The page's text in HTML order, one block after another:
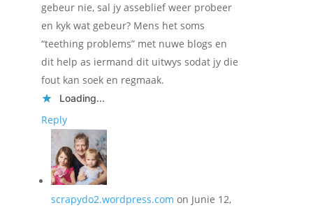
gebeur nie, sal jy asseblief weer probeer
en kyk wat gebeur? Mens het soms
“teething problems” met nuwe blogs en
dit help as iermand dit uitwys sodat jy die
fout kan soek en regmaak.
Loading...
Reply
scrapydo2.wordpress.com on Junie 12,